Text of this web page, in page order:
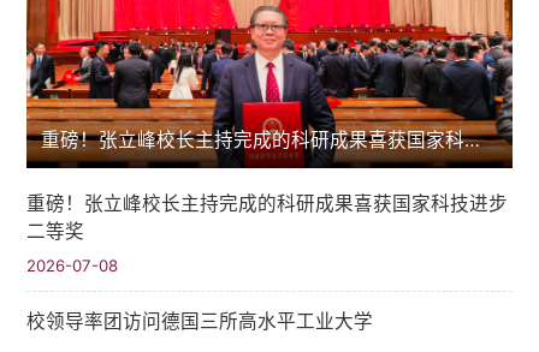
重磅！张立峰校长主持完成的科研成果喜获国家科技进步二等奖
重磅！张立峰校长主持完成的科研成果喜获国家科技进步
二等奖
2026-07-08
校领导率团访问德国三所高水平工业大学